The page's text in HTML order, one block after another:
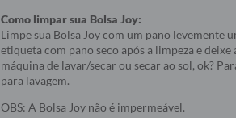
Como limpar sua Bolsa Joy:
Limpe sua Bolsa Joy com um pano levemente
etiqueta com pano seco após a limpeza e
máquina de lavar/secar ou secar ao sol, ok?
para lavagem.
OBS: A Bolsa Joy não é impermeável.